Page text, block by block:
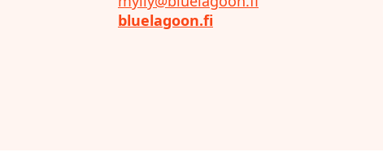
bluelagoon.fi